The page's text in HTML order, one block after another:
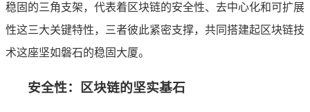
稳固的三角支架，代表着区块链的安全性、去中心化和可扩展
性这三大关键特性，三者彼此紧密支撑，共同搭建起区块链技
术这座坚如磐石的稳固大厦。
安全性：区块链的坚实基石